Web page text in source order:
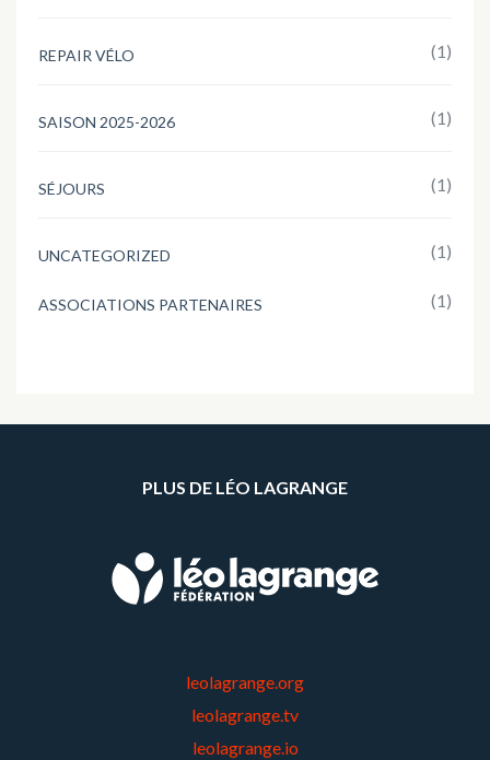
REPAIR VÉLO (1)
SAISON 2025-2026 (1)
SÉJOURS (1)
UNCATEGORIZED (1)
ASSOCIATIONS PARTENAIRES (1)
PLUS DE LÉO LAGRANGE
leolagrange.org
leolagrange.tv
leolagrange.io